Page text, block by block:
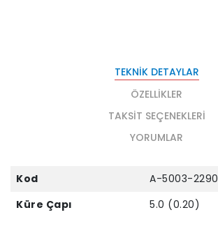
TEKNIK DETAYLAR
ÖZELLIKLER
TAKSIT SEÇENEKLERI
YORUMLAR
Kod
A-5003-2290
Küre Çapı
5.0 (0.20)